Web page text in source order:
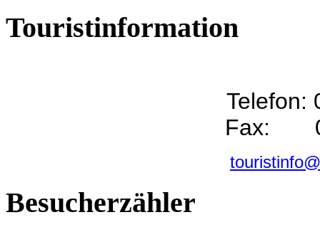
Touristinformation
Telefon:
Fax:
Besucherzähler